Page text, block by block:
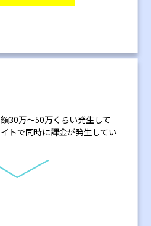
30万～50万くらい発生して
トで同時に課金が発生してい